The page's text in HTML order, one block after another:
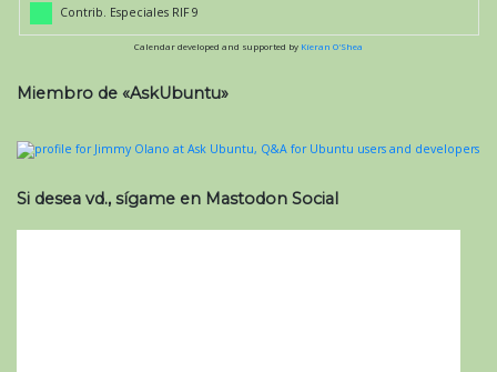
Contrib. Especiales RIF 9
Calendar developed and supported by Kieran O'Shea
Miembro de «AskUbuntu»
Si desea vd., sígame en Mastodon Social